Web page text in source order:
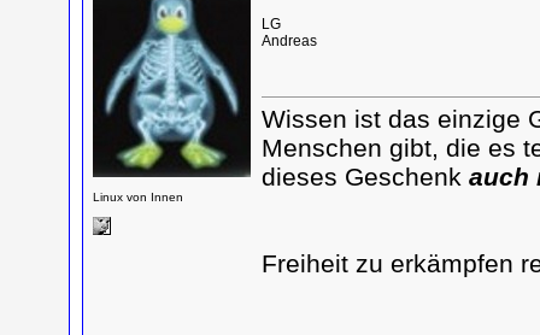
Linux von Innen
LG
Andreas
Wissen ist das einzige
Menschen gibt, die es
dieses Geschenk auch
Freiheit zu erkämpfen